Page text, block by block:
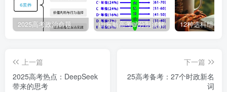
不难发现，哪吒2不是突然爆火的个例，近年来，基于中
国本土文化打造的多个形象IP迅速占领市场，赢得了大众的
荣需多方协作，鼓励学生关注社会多元合作模式。
2025高考政治命题纲要解读 山东新高考赋分制详解 12种选科组合
上一篇
2025高考热点：DeepSeek
带来的思考
下一篇
25高考备考：27个时政新名
词